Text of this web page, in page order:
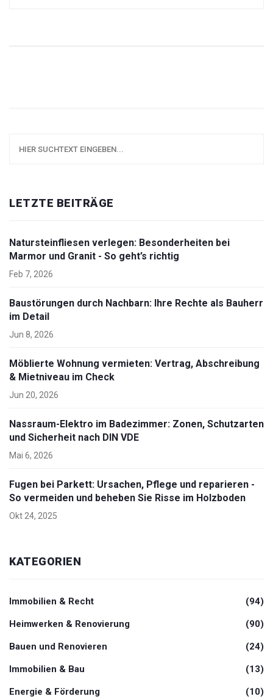
LETZTE BEITRÄGE
Natursteinfliesen verlegen: Besonderheiten bei
Marmor und Granit - So geht’s richtig
Feb 7, 2026
Baustörungen durch Nachbarn: Ihre Rechte als Bauherr
im Detail
Jun 8, 2026
Möblierte Wohnung vermieten: Vertrag, Abschreibung
& Mietniveau im Check
Jun 20, 2026
Nassraum-Elektro im Badezimmer: Zonen, Schutzarten
und Sicherheit nach DIN VDE
Mai 6, 2026
Fugen bei Parkett: Ursachen, Pflege und reparieren -
So vermeiden und beheben Sie Risse im Holzboden
Okt 24, 2025
KATEGORIEN
Immobilien & Recht (94)
Heimwerken & Renovierung (90)
Bauen und Renovieren (24)
Immobilien & Bau (13)
Energie & Förderung (10)